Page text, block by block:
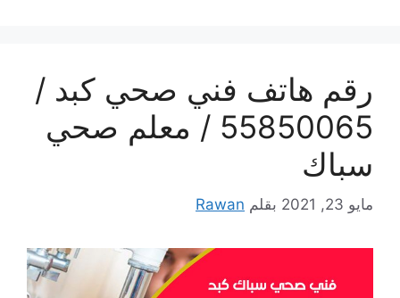
رقم هاتف فني صحي كبد /
55850065 / معلم صحي
سباك
مايو 23, 2021 بقلم Rawan